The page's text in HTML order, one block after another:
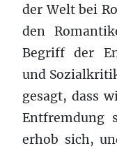
der Welt bei
den
Begriff der
und
gesagt, dass
Entfremdung
erhob sich,